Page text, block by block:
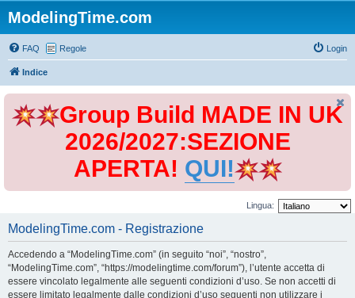
ModelingTime.com
FAQ Regole Login
Indice
Group Build MADE IN UK
2026/2027:SEZIONE
APERTA! QUI!
Lingua:
ModelingTime.com - Registrazione
Accedendo a “ModelingTime.com” (in seguito “noi”, “nostro”,
“ModelingTime.com”, “https://modelingtime.com/forum”), l’utente accetta di
essere vincolato legalmente alle seguenti condizioni d’uso. Se non accetti di
essere limitato legalmente dalle condizioni d’uso seguenti non utilizzare i